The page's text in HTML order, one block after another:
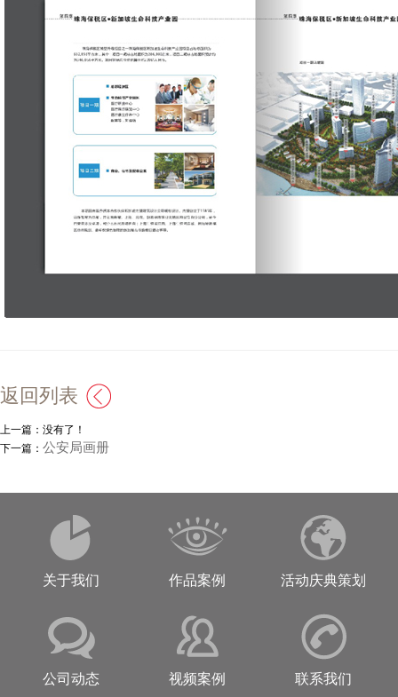
返回列表
上一篇：没有了！
下一篇： 公安局画册
关于我们 作品案例 活动庆典策划
公司动态 视频案例 联系我们